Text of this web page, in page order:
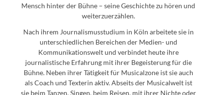
Mensch hinter der Bühne – seine Geschichte zu hören und
weiterzuerzählen.
Nach ihrem Journalismusstudium in Köln arbeitete sie in
unterschiedlichen Bereichen der Medien- und
Kommunikationswelt und verbindet heute ihre
journalistische Erfahrung mit ihrer Begeisterung für die
Bühne. Neben ihrer Tätigkeit für Musicalzone ist sie auch
als Coach und Texterin aktiv. Abseits der Musicalwelt ist
sie beim Tanzen, Singen, beim Reisen, mit ihrer Nichte oder